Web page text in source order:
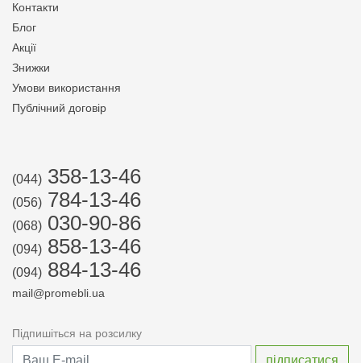
Контакти
Блог
Акції
Знижки
Умови використання
Публічний договір
(044) 358-13-46
(056) 784-13-46
(068) 030-90-86
(094) 858-13-46
(094) 884-13-46
mail@promebli.ua
Підпишіться на розсилку